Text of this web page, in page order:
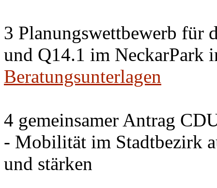
3 Planungswettbewerb für
und Q14.1 im NeckarPark
Beratungsunterlagen
4 gemeinsamer Antrag
- Mobilität im Stadtbezirk
und stärken